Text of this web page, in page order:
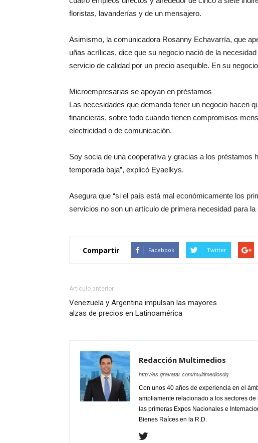
floristas, lavanderías y de un mensajero.
Asimismo, la comunicadora Rosanny Echavarría, que
uñas acrílicas, dice que su negocio nació de la
servicio de calidad por un precio asequible. En su
Microempresarias se apoyan en préstamos
Las necesidades que demanda tener un negocio hacen
financieras, sobre todo cuando tienen compromisos
electricidad o de comunicación.
Soy socia de una cooperativa y gracias a los préstamos
temporada baja”, explicó Eyaelkys.
Asegura que “si el país está mal económicamente los
servicios no son un artículo de primera necesidad para
Compartir Facebook Twitter
Artículo anterior
Venezuela y Argentina impulsan las mayores
alzas de precios en Latinoamérica
Redacción Multimedios
http://es.gravatar.com/multimediosdg
Con unos 40 años de experiencia en el
ampliamente relacionado a los sectores
las primeras Expos Nacionales e
Bienes Raíces en la R.D.